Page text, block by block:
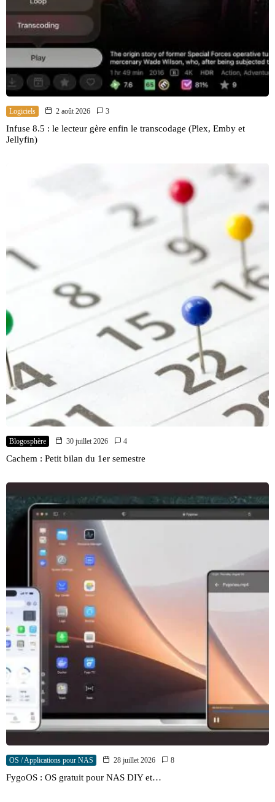
Logiciels 2 août 2026 3
Infuse 8.5 : le lecteur gère enfin le transcodage (Plex, Emby et
Jellyfin)
Blogosphère 30 juillet 2026 4
Cachem : Petit bilan du 1er semestre
OS / Applications pour NAS 28 juillet 2026 8
FygoOS : OS gratuit pour NAS DIY et…